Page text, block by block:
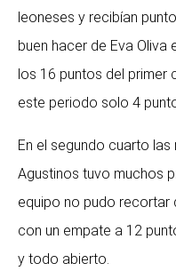
g
u
s
t
i
n
leoneses y recibían
buen hacer de Eva Oliva
los 16 puntos del primer
este periodo solo 4
En el segundo cuarto
Agustinos tuvo muchos
equipo no pudo recortar
con un empate a 12
y todo abierto.